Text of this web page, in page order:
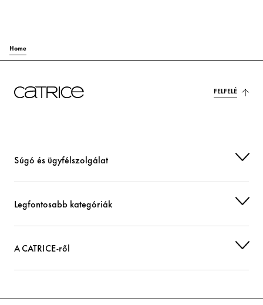
Home
FELFELÉ
Súgó és ügyfélszolgálat
Legfontosabb kategóriák
A CATRICE-ről